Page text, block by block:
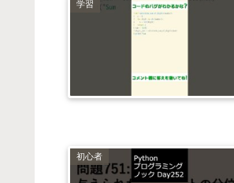
学習
初心者